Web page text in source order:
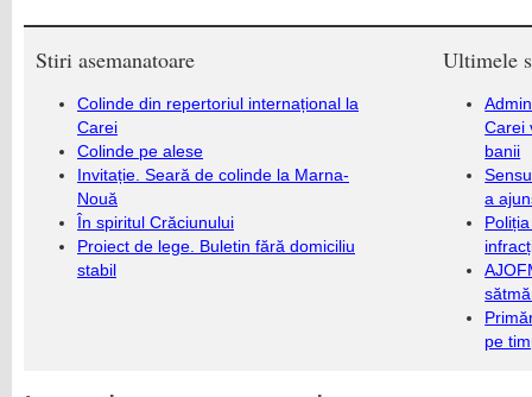
Stiri asemanatoare
Colinde din repertoriul internațional la
Carei
Colinde pe alese
Invitație. Seară de colinde la Marna-
Nouă
În spiritul Crăciunului
Proiect de lege. Buletin fără domiciliu
stabil
Ultimele
Carei
banii
a
pe